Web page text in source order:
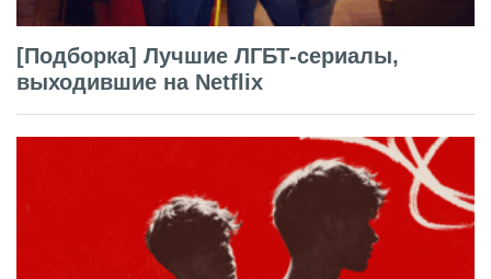
[Подборка] Лучшие ЛГБТ-сериалы,
выходившие на Netflix